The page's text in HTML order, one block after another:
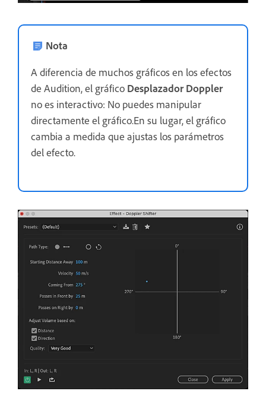
Nota
A diferencia de muchos gráficos en los efectos
de Audition, el gráfico Desplazador Doppler
no es interactivo: No puedes manipular
directamente el gráfico.En su lugar, el gráfico
cambia a medida que ajustas los parámetros
del efecto.